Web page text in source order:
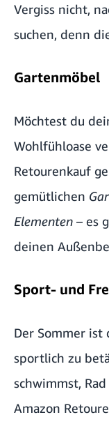
Vergiss nicht,
suchen, denn
Gartenmöbel
Möchtest du
Wohlfühloase
Retourenkauf
gemütlichen
Elementen – es
deinen
Sport- und
Der Sommer
sportlich zu
schwimmst,
Amazon